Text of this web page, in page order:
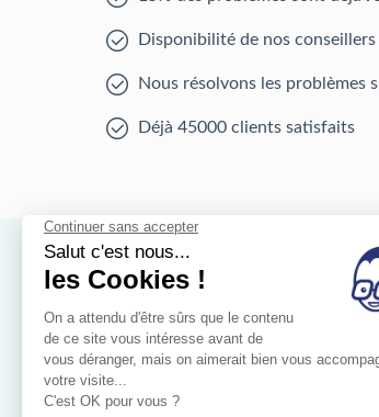
Disponibilité de nos
Nous résolvons les problèmes
Déjà 45000 clients satisfaits
Nos